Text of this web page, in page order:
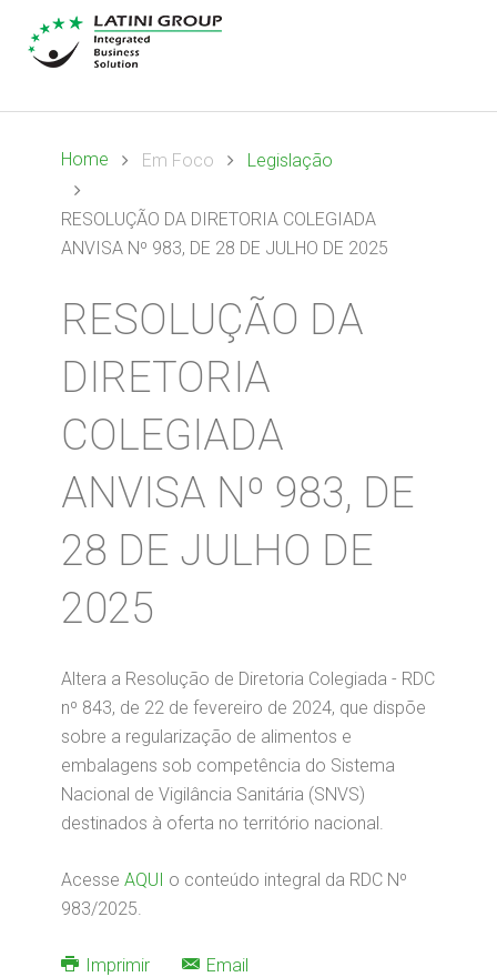
Home Em Foco Legislação
RESOLUÇÃO DA DIRETORIA COLEGIADA
ANVISA Nº 983, DE 28 DE JULHO DE 2025
RESOLUÇÃO DA
DIRETORIA
COLEGIADA
ANVISA Nº 983, DE
28 DE JULHO DE
2025
Altera a Resolução de Diretoria Colegiada - RDC
nº 843, de 22 de fevereiro de 2024, que dispõe
sobre a regularização de alimentos e
embalagens sob competência do Sistema
Nacional de Vigilância Sanitária (SNVS)
destinados à oferta no território nacional.
Acesse AQUI o conteúdo integral da RDC Nº
983/2025.
Imprimir Email